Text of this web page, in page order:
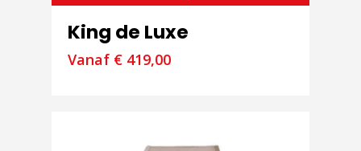
King de Luxe
Vanaf € 419,00